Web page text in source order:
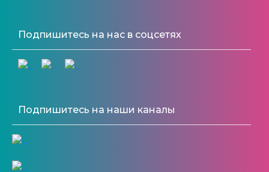
Подпишитесь на нас в соцсетях
Подпишитесь на наши каналы